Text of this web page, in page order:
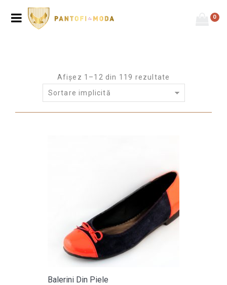
0
Pantofi damă- toc mare
Afișez 1–12 din 119 rezultate
Sortare implicită
Balerini Din Piele